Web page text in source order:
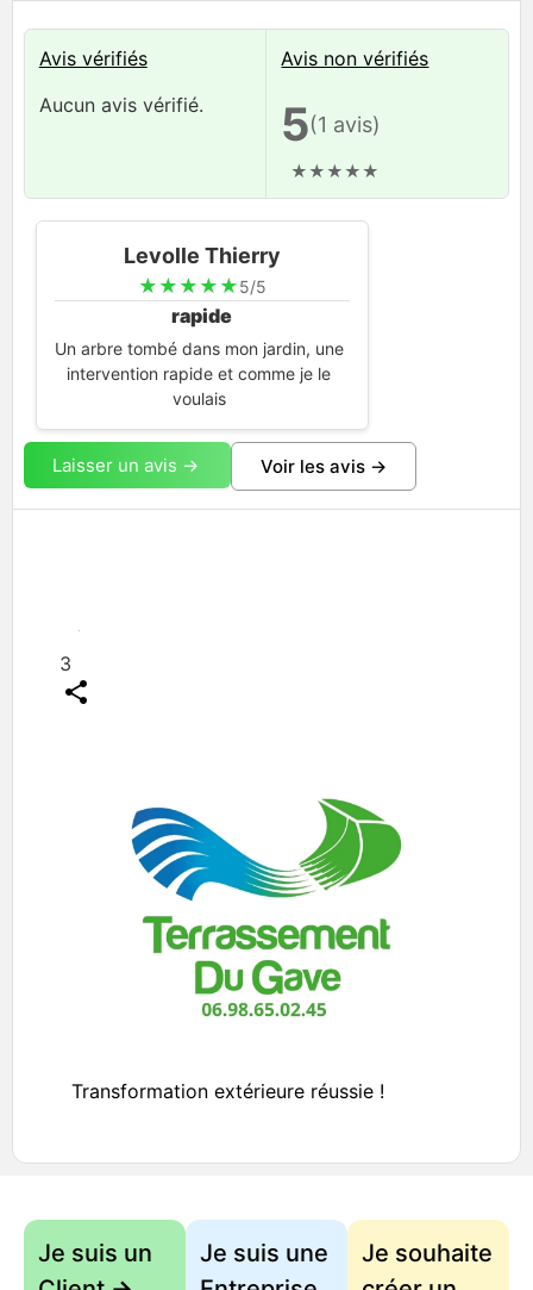
Avis vérifiés
Aucun avis vérifié.
Avis non vérifiés
5(1 avis)
★★★★★
Levolle Thierry
★ ★ ★ ★ ★5/5
rapide
Un arbre tombé dans mon jardin, une
intervention rapide et comme je le
voulais
Laisser un avis -> Voir les avis ->